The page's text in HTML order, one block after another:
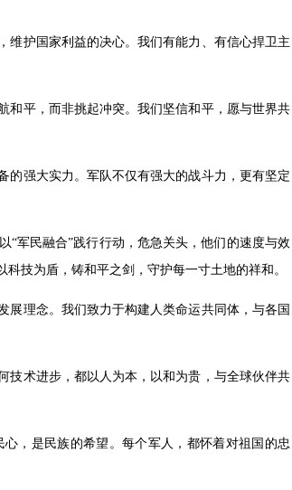
维护国家利益的决心。我们有能力、有信心捍卫主
和平，而非挑起冲突。我们坚信和平，愿与世界共
的强大实力。军队不仅有强大的战斗力，更有坚定
“军民融合”践行行动，危急关头，他们的速度与效
技为盾，铸和平之剑，守护每一寸土地的祥和。
理念。我们致力于构建人类命运共同体，与各国
技术进步，都以人为本，以和为贵，与全球伙伴共
，是民族的希望。每个军人，都怀着对祖国的忠